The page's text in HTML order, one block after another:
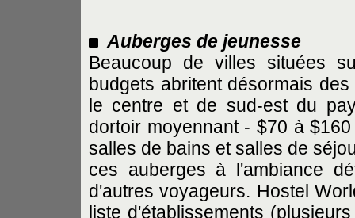
Auberges de jeunesse
Beaucoup de villes situées
budgets abritent désormais
le centre et de sud-est du
dortoir moyennant - $70 à
salles de bains et salles de
ces auberges à l'ambiance
d'autres voyageurs. Hostel
liste d'établissements